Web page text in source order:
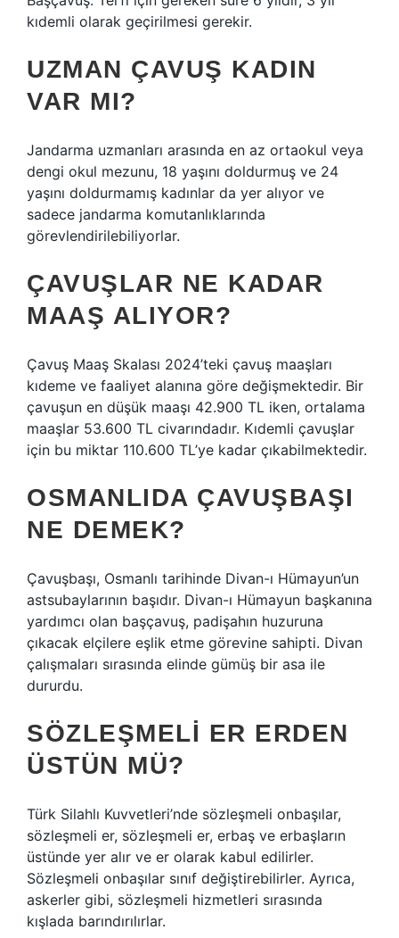
kıdemli olarak geçirilmesi gerekir.
UZMAN ÇAVUŞ KADIN
VAR MI?
Jandarma uzmanları arasında en az ortaokul veya
dengi okul mezunu, 18 yaşını doldurmuş ve 24
yaşını doldurmamış kadınlar da yer alıyor ve
sadece jandarma komutanlıklarında
görevlendirilebiliyorlar.
ÇAVUŞLAR NE KADAR
MAAŞ ALIYOR?
Çavuş Maaş Skalası 2024’teki çavuş maaşları
kıdeme ve faaliyet alanına göre değişmektedir. Bir
çavuşun en düşük maaşı 42.900 TL iken, ortalama
maaşlar 53.600 TL civarındadır. Kıdemli çavuşlar
için bu miktar 110.600 TL’ye kadar çıkabilmektedir.
OSMANLIDA ÇAVUŞBAŞI
NE DEMEK?
Çavuşbaşı, Osmanlı tarihinde Divan-ı Hümayun’un
astsubaylarının başıdır. Divan-ı Hümayun başkanına
yardımcı olan başçavuş, padişahın huzuruna
çıkacak elçilere eşlik etme görevine sahipti. Divan
çalışmaları sırasında elinde gümüş bir asa ile
dururdu.
SÖZLEŞMELI ER ERDEN
ÜSTÜN MÜ?
Türk Silahlı Kuvvetleri’nde sözleşmeli onbaşılar,
sözleşmeli er, sözleşmeli er, erbaş ve erbaşların
üstünde yer alır ve er olarak kabul edilirler.
Sözleşmeli onbaşılar sınıf değiştirebilirler. Ayrıca,
askerler gibi, sözleşmeli hizmetleri sırasında
kışlada barındırılırlar.